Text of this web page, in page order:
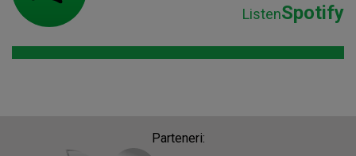
ListenSpotify
Parteneri: